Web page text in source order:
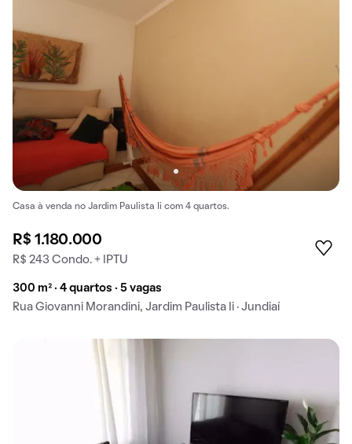
Casa à venda no Jardim Paulista Ii com 4 quartos.
R$ 1.180.000
R$ 243 Condo. + IPTU
300 m² · 4 quartos · 5 vagas
Rua Giovanni Morandini, Jardim Paulista Ii · Jundiaí